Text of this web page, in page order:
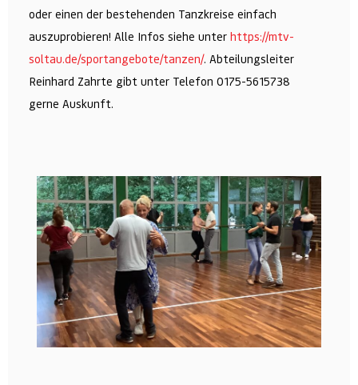
oder einen der bestehenden Tanzkreise einfach
auszuprobieren! Alle Infos siehe unter https://mtv-
soltau.de/sportangebote/tanzen/. Abteilungsleiter
Reinhard Zahrte gibt unter Telefon 0175-5615738
gerne Auskunft.